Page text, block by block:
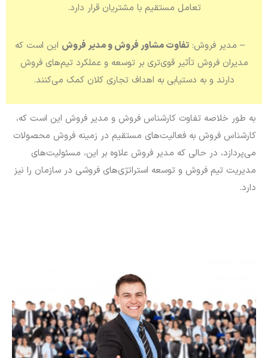
تعامل مستقیم با مشتریان قرار دارد.
– مدیر فروش:تفاوت مشاور فروش و مدیر فروش این است که
مدیران فروش تأثیر قوی‌تری بر توسعه و عملکرد تیم‌های فروش
دارند و به دستیابی به اهداف تجاری کلان کمک می‌کنند.
به طور خلاصه تفاوت کارشناس فروش و مدیر فروش این است که،
کارشناس فروش به فعالیت‌های مستقیم در زمینه فروش محصولات
می‌پردازد، در حالی که مدیر فروش علاوه بر این، مسئولیت‌های
مدیریت تیم فروش و توسعه استراتژی‌های فروشی در سازمان را نیز
دارد.